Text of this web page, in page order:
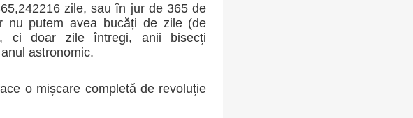
zile, sau în jur de 365 de
nu putem avea bucăți de zile (de
ci doar zile întregi, anii bisecți
astronomic.
o mișcare completă de revoluție